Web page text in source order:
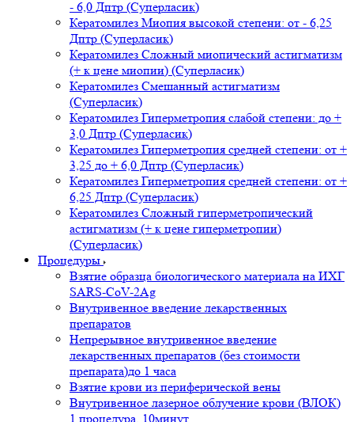
- 6,0 Дптр (Суперласик)
Кератомилез Миопия высокой степени: от - 6,25
Дптр (Суперласик)
Кератомилез Сложный миопический астигматизм
(+ к цене миопии) (Суперласик)
Кератомилез Смешанный астигматизм
(Суперласик)
Кератомилез Гиперметропия слабой степени: до +
3,0 Дптр (Суперласик)
Кератомилез Гиперметропия средней степени: от +
3,25 до + 6,0 Дптр (Суперласик)
Кератомилез Гиперметропия средней степени: от +
6,25 Дптр (Суперласик)
Кератомилез Сложный гиперметропический
астигматизм (+ к цене гиперметропии)
(Суперласик)
Процедуры
Взятие образца биологического материала на ИХГ
SARS-CoV-2Ag
Внутривенное введение лекарственных
препаратов
Непрерывное внутривенное введение
лекарственных препаратов (без стоимости
препарата)до 1 часа
Взятие крови из периферической вены
Внутривенное лазерное облучение крови (ВЛОК)
1 процедура, 10минут